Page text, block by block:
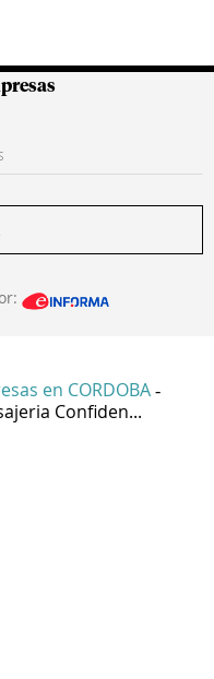
en CORDOBA -
Confiden...